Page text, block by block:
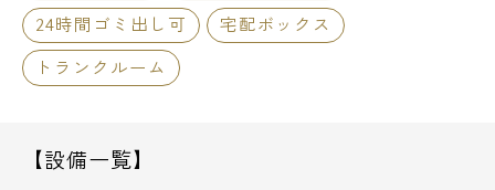
24時間ゴミ出し可
宅配ボックス
トランクルーム
【設備一覧】